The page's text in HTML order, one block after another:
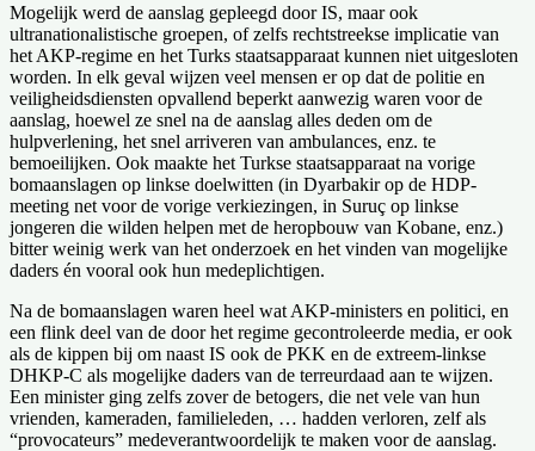
Mogelijk werd de aanslag gepleegd door IS, maar ook
ultranationalistische groepen, of zelfs rechtstreekse implicatie van
het AKP-regime en het Turks staatsapparaat kunnen niet uitgesloten
worden. In elk geval wijzen veel mensen er op dat de politie en
veiligheidsdiensten opvallend beperkt aanwezig waren voor de
aanslag, hoewel ze snel na de aanslag alles deden om de
hulpverlening, het snel arriveren van ambulances, enz. te
bemoeilijken. Ook maakte het Turkse staatsapparaat na vorige
bomaanslagen op linkse doelwitten (in Dyarbakir op de HDP-
meeting net voor de vorige verkiezingen, in Suruç op linkse
jongeren die wilden helpen met de heropbouw van Kobane, enz.)
bitter weinig werk van het onderzoek en het vinden van mogelijke
daders én vooral ook hun medeplichtigen.
Na de bomaanslagen waren heel wat AKP-ministers en politici, en
een flink deel van de door het regime gecontroleerde media, er ook
als de kippen bij om naast IS ook de PKK en de extreem-linkse
DHKP-C als mogelijke daders van de terreurdaad aan te wijzen.
Een minister ging zelfs zover de betogers, die net vele van hun
vrienden, kameraden, familieleden, … hadden verloren, zelf als
“provocateurs” medeverantwoordelijk te maken voor de aanslag.